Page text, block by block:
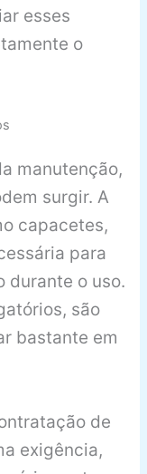
esses
o
manutenção,
surgir. A
capacetes,
para
durante o uso.
são
bastante em
de
exigência,